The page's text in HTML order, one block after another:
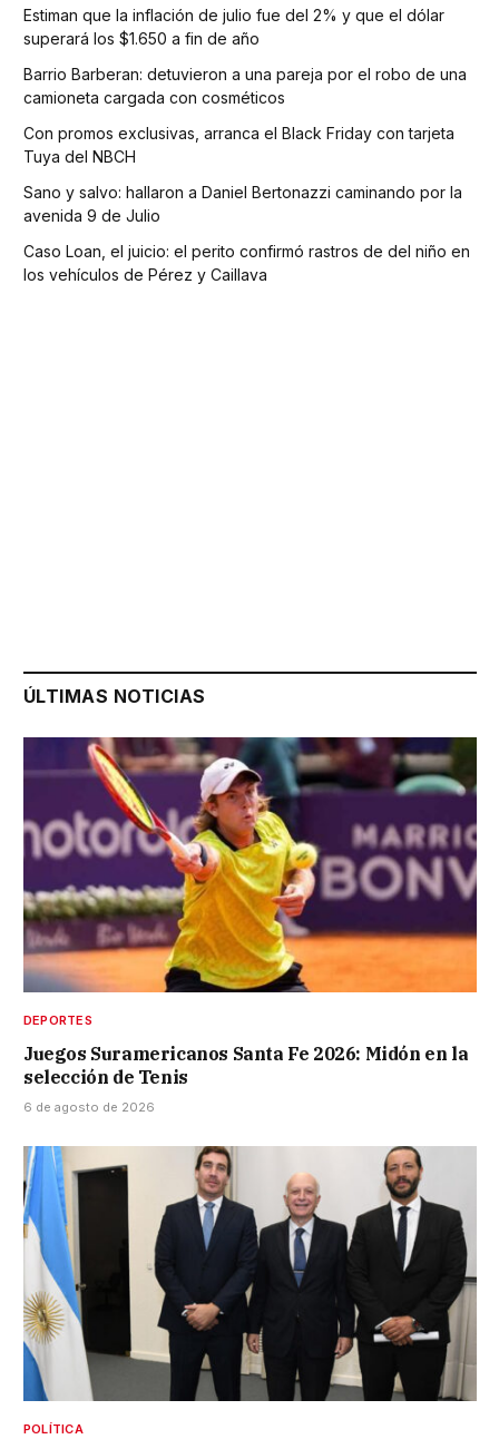
Estiman que la inflación de julio fue del 2% y que el dólar
superará los $1.650 a fin de año
Barrio Barberan: detuvieron a una pareja por el robo de una
camioneta cargada con cosméticos
Con promos exclusivas, arranca el Black Friday con tarjeta
Tuya del NBCH
Sano y salvo: hallaron a Daniel Bertonazzi caminando por la
avenida 9 de Julio
Caso Loan, el juicio: el perito confirmó rastros de del niño en
los vehículos de Pérez y Caillava
ÚLTIMAS NOTICIAS
DEPORTES
Juegos Suramericanos Santa Fe 2026: Midón en la
selección de Tenis
6 de agosto de 2026
POLÍTICA